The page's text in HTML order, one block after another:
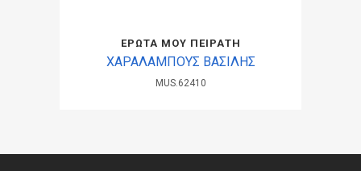
ΕΡΩΤΑ ΜΟΥ ΠΕΙΡΑΤΗ
ΧΑΡΑΛΑΜΠΟΥΣ ΒΑΣΙΛΗΣ
MUS.62410